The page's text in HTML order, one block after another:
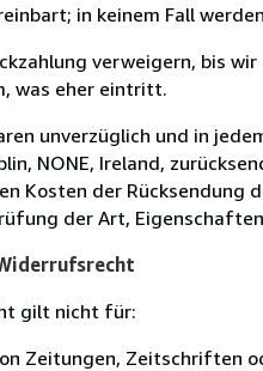
in keinem Fall
verweigern, bis
was eher eintritt.
unverzüglich und in
NONE, Ireland,
Kosten der
der Art,
gilt nicht für:
Zeitungen, Zeitschriften